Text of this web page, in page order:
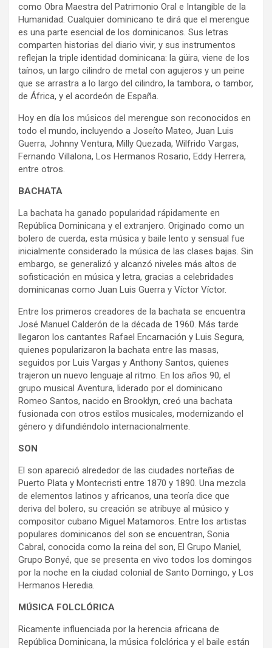
como Obra Maestra del Patrimonio Oral e Intangible de la
Humanidad. Cualquier dominicano te dirá que el merengue
es una parte esencial de los dominicanos. Sus letras
comparten historias del diario vivir, y sus instrumentos
reflejan la triple identidad dominicana: la güira, viene de los
taínos, un largo cilindro de metal con agujeros y un peine
que se arrastra a lo largo del cilindro, la tambora, o tambor,
de África, y el acordeón de España.
Hoy en día los músicos del merengue son reconocidos en
todo el mundo, incluyendo a Joseíto Mateo, Juan Luis
Guerra, Johnny Ventura, Milly Quezada, Wilfrido Vargas,
Fernando Villalona, Los Hermanos Rosario, Eddy Herrera,
entre otros.
BACHATA
La bachata ha ganado popularidad rápidamente en
República Dominicana y el extranjero. Originado como un
bolero de cuerda, esta música y baile lento y sensual fue
inicialmente considerado la música de las clases bajas. Sin
embargo, se generalizó y alcanzó niveles más altos de
sofisticación en música y letra, gracias a celebridades
dominicanas como Juan Luis Guerra y Víctor Víctor.
Entre los primeros creadores de la bachata se encuentra
José Manuel Calderón de la década de 1960. Más tarde
llegaron los cantantes Rafael Encarnación y Luis Segura,
quienes popularizaron la bachata entre las masas,
seguidos por Luis Vargas y Anthony Santos, quienes
trajeron un nuevo lenguaje al ritmo. En los años 90, el
grupo musical Aventura, liderado por el dominicano
Romeo Santos, nacido en Brooklyn, creó una bachata
fusionada con otros estilos musicales, modernizando el
género y difundiéndolo internacionalmente.
SON
El son apareció alrededor de las ciudades norteñas de
Puerto Plata y Montecristi entre 1870 y 1890. Una mezcla
de elementos latinos y africanos, una teoría dice que
deriva del bolero, su creación se atribuye al músico y
compositor cubano Miguel Matamoros. Entre los artistas
populares dominicanos del son se encuentran, Sonia
Cabral, conocida como la reina del son, El Grupo Maniel,
Grupo Bonyé, que se presenta en vivo todos los domingos
por la noche en la ciudad colonial de Santo Domingo, y Los
Hermanos Heredia.
MÚSICA FOLCLÓRICA
Ricamente influenciada por la herencia africana de
República Dominicana, la música folclórica y el baile están